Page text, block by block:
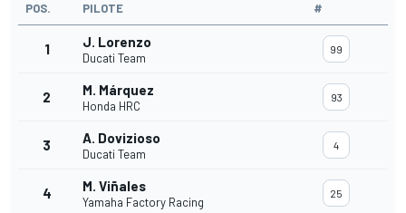
POS. PILOTE #
1 J. Lorenzo
Ducati Team
99
2 M. Márquez
Honda HRC
93
3 A. Dovizioso
Ducati Team
4
4 M. Viñales
Yamaha Factory Racing
25